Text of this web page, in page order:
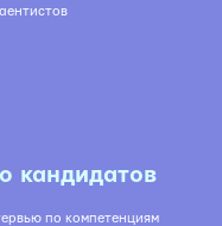
кандидатов
по компетенциям